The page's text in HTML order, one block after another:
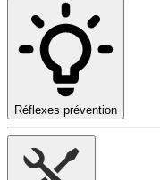
Réflexes prévention